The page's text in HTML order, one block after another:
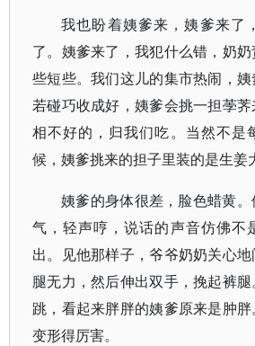
我也盼着姨爹来，姨爹来了
了。姨爹来了，我犯什么错，奶
些短些。我们这儿的集市热闹，
若碰巧收成好，姨爹会挑一担荸
相不好的，归我们吃。当然不是
候，姨爹挑来的担子里装的是生姜
姨爹的身体很差，脸色蜡黄
气，轻声哼，说话的声音仿佛不
出。见他那样子，爷爷奶奶关心地
腿无力，然后伸出双手，挽起裤
跳，看起来胖胖的姨爹原来是肿胖
变形得厉害。